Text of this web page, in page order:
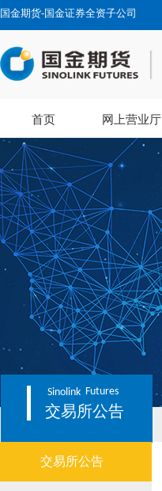
国金期货-国金证券全资子公司
首页 网上营业厅
Sinolink Futures
交易所公告
交易所公告